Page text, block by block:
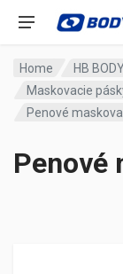
Home
HB
Maskovacie
Penové
Penové